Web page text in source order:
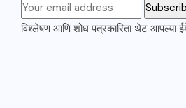
विश्लेषण आणि शोध पत्रकारिता थेट आपल्या